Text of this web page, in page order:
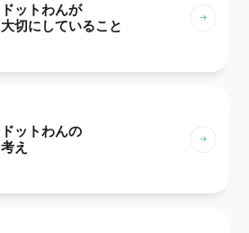
ドットわんが
大切にしていること
ドットわんの
考え